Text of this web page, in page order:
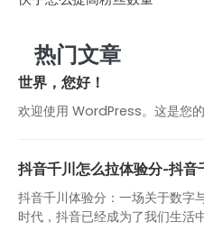
热门文章
世界，您好！
欢迎使用 WordPress。这是您
抖音千川怎么拉体验分-抖音
抖音千川体验分：一场关于数字
时代，抖音已经成为了我们生活